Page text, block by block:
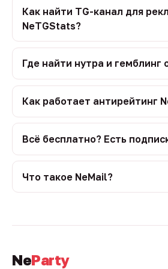
Как найти TG-канал для
NeTGStats?
Где найти нутра и гемблинг
Как работает антирейтинг
Всё бесплатно? Есть
Что такое NeMail?
NeParty